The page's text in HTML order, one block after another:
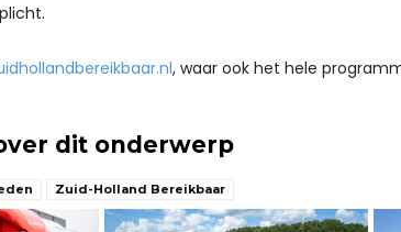
, waar ook het hele
dit onderwerp
Zuid-Holland Bereikbaar